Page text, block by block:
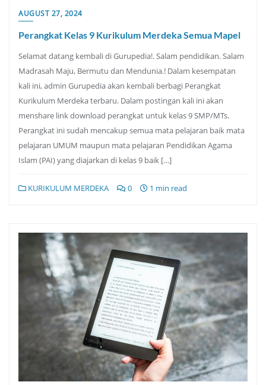
AUGUST 27, 2024
Perangkat Kelas 9 Kurikulum Merdeka Semua Mapel
Selamat datang kembali di Gurupedia!. Salam pendidikan. Salam
Madrasah Maju, Bermutu dan Mendunia.! Dalam kesempatan
kali ini, admin Gurupedia akan kembali berbagi Perangkat
Kurikulum Merdeka terbaru. Dalam postingan kali ini akan
menshare link download perangkat untuk kelas 9 SMP/MTs.
Perangkat ini sudah mencakup semua mata pelajaran baik mata
pelajaran UMUM maupun mata pelajaran Pendidikan Agama
Islam (PAI) yang diajarkan di kelas 9 baik […]
KURIKULUM MERDEKA 0 1 min read